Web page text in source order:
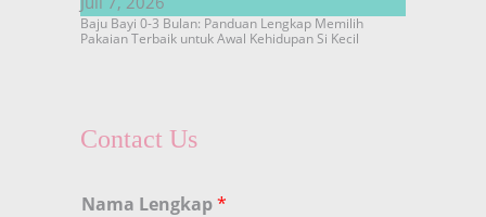
Baju Bayi 0-3 Bulan: Panduan Lengkap Memilih
Pakaian Terbaik untuk Awal Kehidupan Si Kecil
Contact Us
Nama Lengkap*